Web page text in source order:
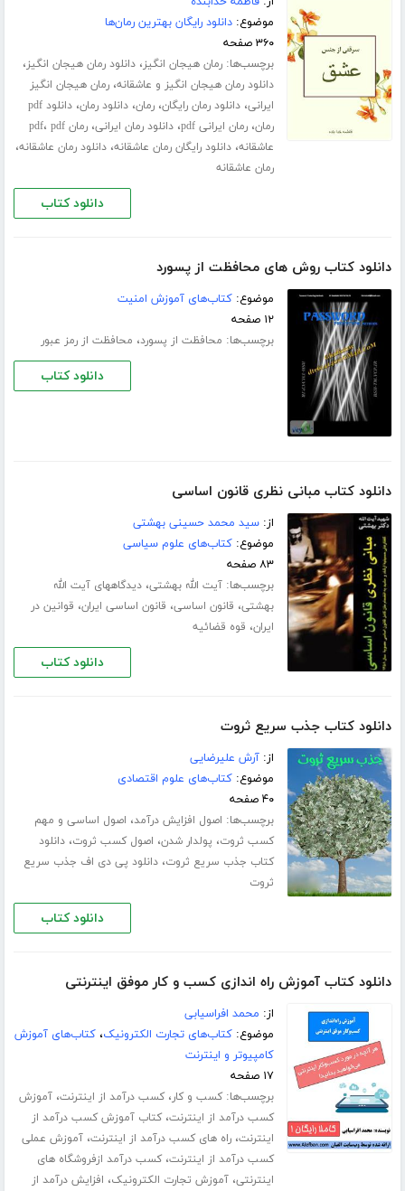
موضوع:دانلود رایگان بهترین رمان‌ها
۳۶۰ صفحه
برچسب‌ها:رمان هیجان انگیز،دانلود رمان هیجان انگیز،
دانلود رمان هیجان انگیز و عاشقانه،رمان هیجان انگیز
ایرانی،دانلود رمان رایگان،رمان،دانلود رمان،
دانلود pdf
رمان،رمان ایرانی pdf ،دانلود رمان ایرانی،رمان pdf ، pdf
عاشقانه،دانلود رایگان رمان عاشقانه،دانلود رمان عاشقانه،
رمان عاشقانه
دانلود کتاب
دانلود کتاب روش های محافظت از پسورد
موضوع:کتاب‌های آموزش امنیت
۱۲ صفحه
برچسب‌ها: محافظت از پسورد، محافظت از رمز عبور
دانلود کتاب
دانلود کتاب مبانی نظری قانون اساسی
از:سید محمد حسینی بهشتی
موضوع:کتاب‌های علوم سیاسی
۸۳ صفحه
برچسب‌ها:آیت الله بهشتی،دیدگاههای آیت الله
بهشتی، قانون اساسی، قانون اساسی ایران، قوانین در
ایران، قوه قضائیه
دانلود کتاب
دانلود کتاب جذب سریع ثروت
از:آرش علیرضایی
موضوع:کتاب‌های علوم اقتصادی
۴۰ صفحه
برچسب‌ها: اصول افزایش درآمد، اصول اساسی و مهم
کسب ثروت، پولدار شدن، اصول کسب ثروت،دانلود
کتاب جذب سریع ثروت،دانلود پی دی اف جذب سریع
ثروت
دانلود کتاب
دانلود کتاب آموزش راه اندازی کسب و کار موفق اینترنتی
از: محمد افراسیابی
موضوع:کتاب‌های تجارت الکترونیک،کتاب‌های آموزش
کامپیوتر و اینترنت
۱۷ صفحه
برچسب‌ها:کسب و کار،کسب درآمد از اینترنت،آموزش
کسب درآمد از اینترنت،کتاب آموزش کسب درآمد از
اینترنت،راه های کسب درآمد از اینترنت،آموزش عملی
کسب درآمد از اینترنت،کسب درآمد ازفروشگاه های
اینترنتی،آموزش تجارت الکترونیک، افزایش درآمد از